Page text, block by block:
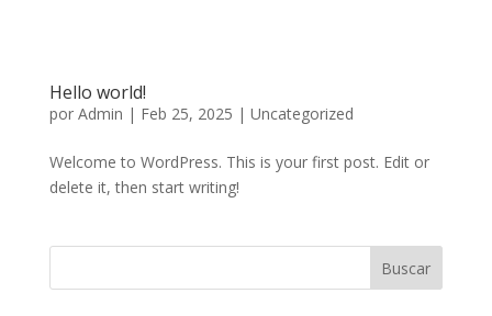
Hello world!
por Admin | Feb 25, 2025 | Uncategorized
Welcome to WordPress. This is your first post. Edit or
delete it, then start writing!
Buscar